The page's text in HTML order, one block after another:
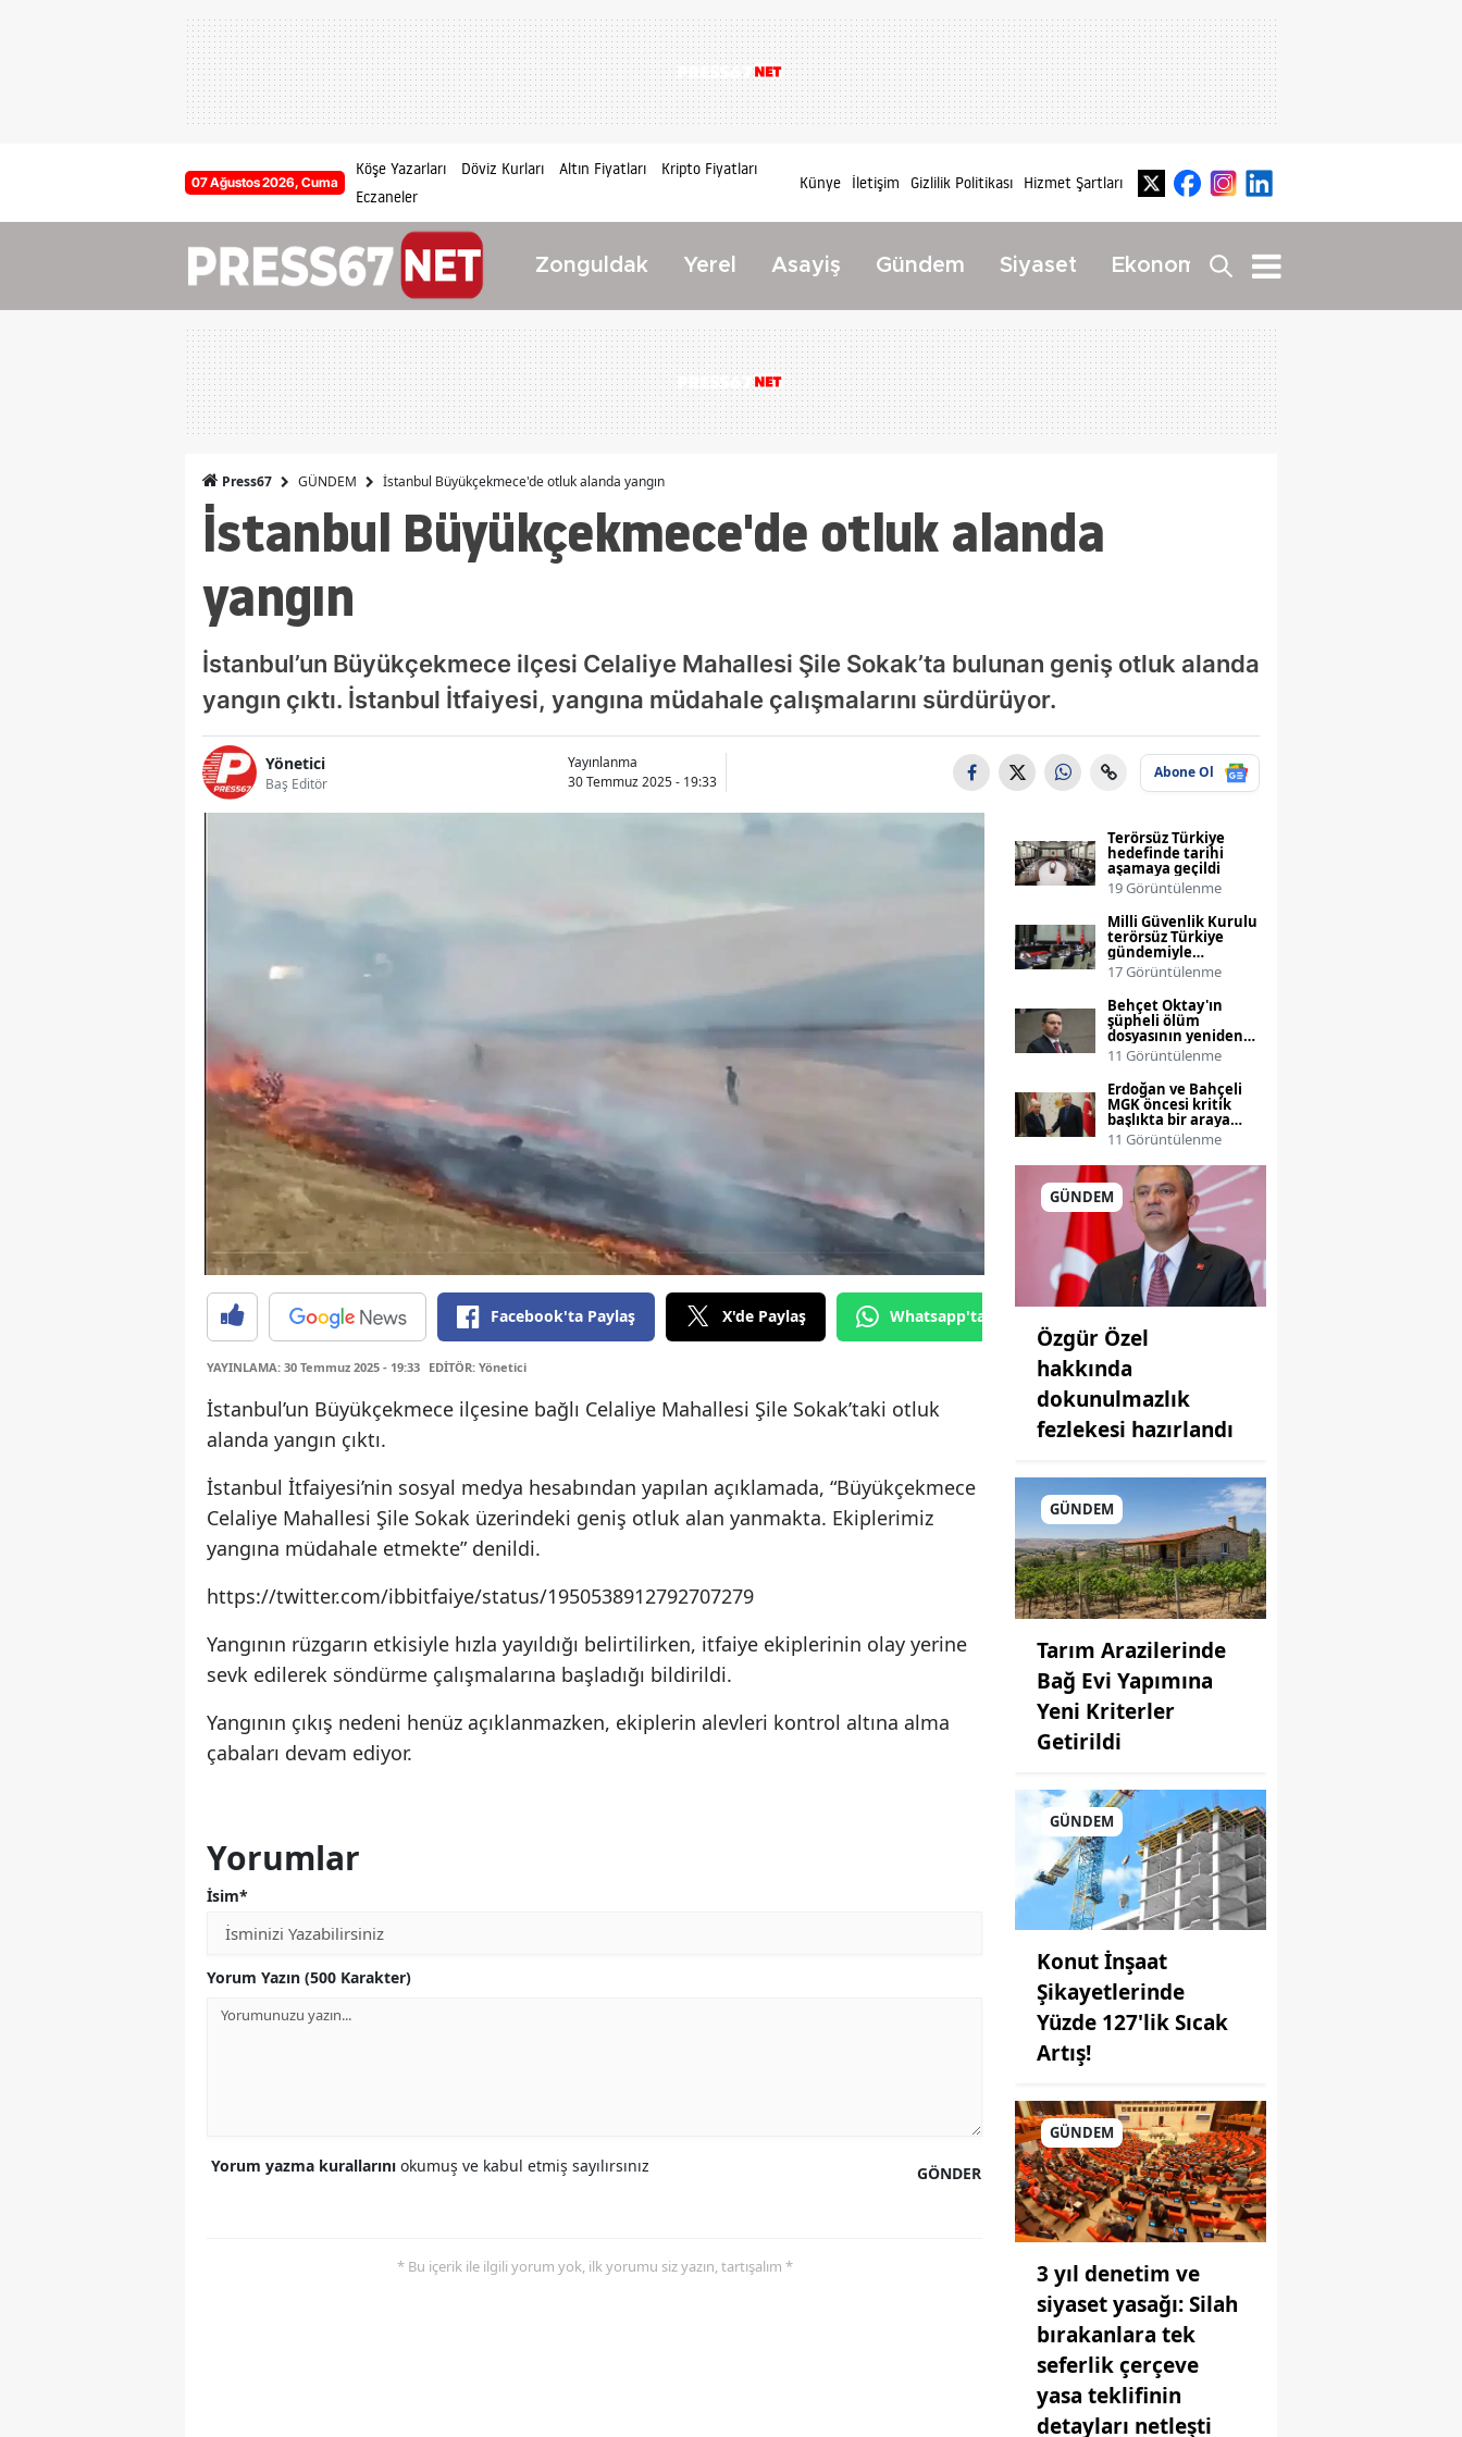
07 Ağustos 2026, Cuma
Köşe Yazarları Döviz Kurları Altın Fiyatları
Kripto Fiyatları
Eczaneler
Künye İletişim Gizlilik Politikası Hizmet Şartları
Zonguldak Yerel Asayiş Gündem Siyaset Ekonomi Yaşam
Press67 GÜNDEM İstanbul Büyükçekmece'de otluk alanda yangın
İstanbul Büyükçekmece'de otluk alanda
yangın
İstanbul’un Büyükçekmece ilçesi Celaliye Mahallesi Şile Sokak’ta bulunan geniş otluk alanda
yangın çıktı. İstanbul İtfaiyesi, yangına müdahale çalışmalarını sürdürüyor.
Yönetici
Baş Editör
Yayınlanma
30 Temmuz 2025 - 19:33
Abone Ol
Facebook'ta Paylaş X'de Paylaş Whatsapp'tan Gönder
YAYINLAMA: 30 Temmuz 2025 - 19:33 EDİTÖR: Yönetici
İstanbul’un Büyükçekmece ilçesine bağlı Celaliye Mahallesi Şile Sokak’taki otluk
alanda yangın çıktı.
İstanbul İtfaiyesi’nin sosyal medya hesabından yapılan açıklamada, “Büyükçekmece
Celaliye Mahallesi Şile Sokak üzerindeki geniş otluk alan yanmakta. Ekiplerimiz
yangına müdahale etmekte” denildi.
https://twitter.com/ibbitfaiye/status/1950538912792707279
Yangının rüzgarın etkisiyle hızla yayıldığı belirtilirken, itfaiye ekiplerinin olay yerine
sevk edilerek söndürme çalışmalarına başladığı bildirildi.
Yangının çıkış nedeni henüz açıklanmazken, ekiplerin alevleri kontrol altına alma
çabaları devam ediyor.
Yorumlar
İsim*
Yorum Yazın (500 Karakter)
GÖNDER
Yorum yazma kurallarını okumuş ve kabul etmiş sayılırsınız
* Bu içerik ile ilgili yorum yok, ilk yorumu siz yazın, tartışalım *
Terörsüz Türkiye
hedefinde tarihi
aşamaya geçildi
19 Görüntülenme
Milli Güvenlik Kurulu
terörsüz Türkiye
gündemiyle
toplanıyor
17 Görüntülenme
Behçet Oktay'ın
şüpheli ölüm
dosyasının yeniden
incelenmesi talebi
Bakanlığa taşınıyor
11 Görüntülenme
Erdoğan ve Bahçeli
MGK öncesi kritik
başlıkta bir araya
geliyor
11 Görüntülenme
GÜNDEM
Özgür Özel
hakkında
dokunulmazlık
fezlekesi hazırlandı
GÜNDEM
Tarım Arazilerinde
Bağ Evi Yapımına
Yeni Kriterler
Getirildi
GÜNDEM
Konut İnşaat
Şikayetlerinde
Yüzde 127'lik Sıcak
Artış!
GÜNDEM
3 yıl denetim ve
siyaset yasağı: Silah
bırakanlara tek
seferlik çerçeve
yasa teklifinin
detayları netleşti